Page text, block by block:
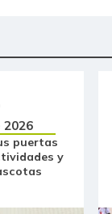
puertas
y